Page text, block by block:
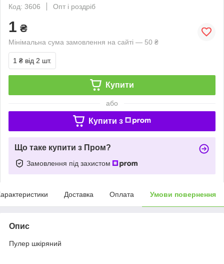
Код: 3606
Опт і роздріб
1 ₴
Мінімальна сума замовлення на сайті — 50 ₴
1 ₴ від 2 шт.
Купити
або
Купити з
Що таке купити з Пром?
Замовлення під захистом
Доставка Оплата Умови повернення
Опис
Пулер шкіряний